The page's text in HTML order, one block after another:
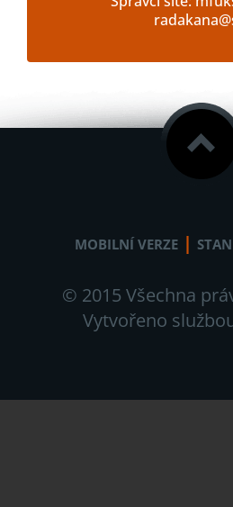
MOBILNÍ VERZE |
© 2015 Všechna
Vytvořeno